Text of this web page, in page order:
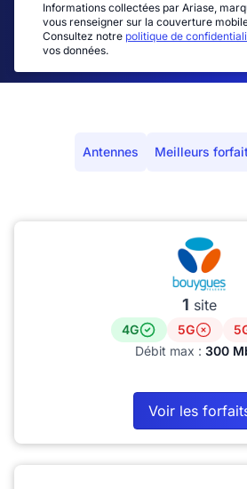
Informations collectées par Ariase,
vous renseigner sur la couverture
Consultez notre politique de
vos données.
Antennes Meilleurs
1 site
4G 5G
Débit max : 300
Voir les